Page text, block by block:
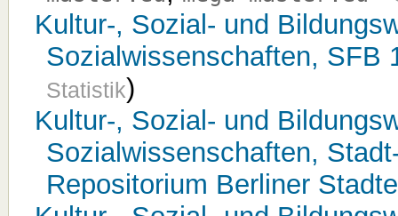
Kultur-, Sozial- und
Sozialwissenschaften, SFB
Statistik)
Kultur-, Sozial- und
Sozialwissenschaften,
Repositorium Berliner